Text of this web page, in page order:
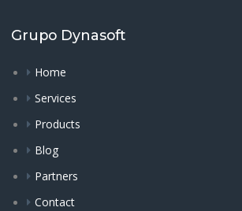
Grupo Dynasoft
Home
Services
Products
Blog
Partners
Contact